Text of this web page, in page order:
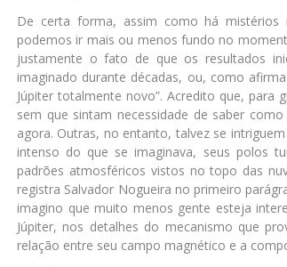
De certa forma, assim como há mistérios
podemos ir mais ou menos fundo no
justamente o fato de que os resultados
imaginado durante décadas, ou, como
Júpiter totalmente novo”. Acredito que,
sem que sintam necessidade de saber
agora. Outras, no entanto, talvez se
intenso do que se imaginava, seus polos
padrões atmosféricos vistos no topo das
registra Salvador Nogueira no primeiro
imagino que muito menos gente esteja
Júpiter, nos detalhes do mecanismo que
relação entre seu campo magnético e a